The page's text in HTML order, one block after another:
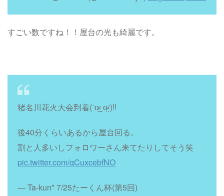
すごい数ですね！！屋台の光も綺麗です。
猪名川花火大会到着(ˊo̴̶̷̤ ̫ o̴̶̷̤ˋ)!!
後40分くらいあるから屋台回る。
割と人多いしフォロワーさん来てたりしてそう笑
pic.twitter.com/qCuxcebfNO
— Ta-kun* 7/25たーくん杯(第5回)